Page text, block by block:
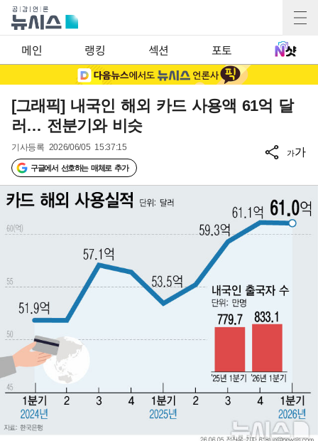
메인 랭킹 섹션 포토
[그래픽] 내국인 해외 카드 사용액 61억 달
러… 전분기와 비슷
기사등록 2026/06/05 15:37:15
구글에서 선호하는 매체로 추가
가가